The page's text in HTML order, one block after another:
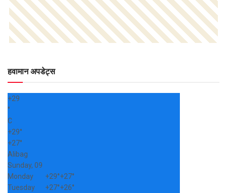
हवामान अपडेट्स
+29
°
C
+29°
+27°
Alibag
Sunday, 09
Monday
+29°+27°
Tuesday
+27°+26°